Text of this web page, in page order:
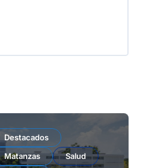
Destacados
Matanzas
Salud